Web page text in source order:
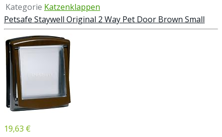
Kategorie Katzenklappen
Petsafe Staywell Original 2 Way Pet Door Brown Small
19,63 €